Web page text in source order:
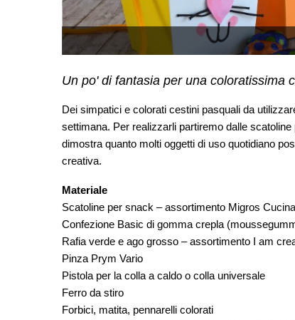
Un po' di fantasia per una coloratissima
Dei simpatici e colorati cestini pasquali da
settimana. Per realizzarli partiremo dalle
dimostra quanto molti oggetti di uso quotidiano
creativa.
Materiale
Scatoline per snack – assortimento Migros
Confezione Basic di gomma crepla
Rafia verde e ago grosso – assortimento I am
Pinza Prym Vario
Pistola per la colla a caldo o colla universale
Ferro da stiro
Forbici, matita, pennarelli colorati